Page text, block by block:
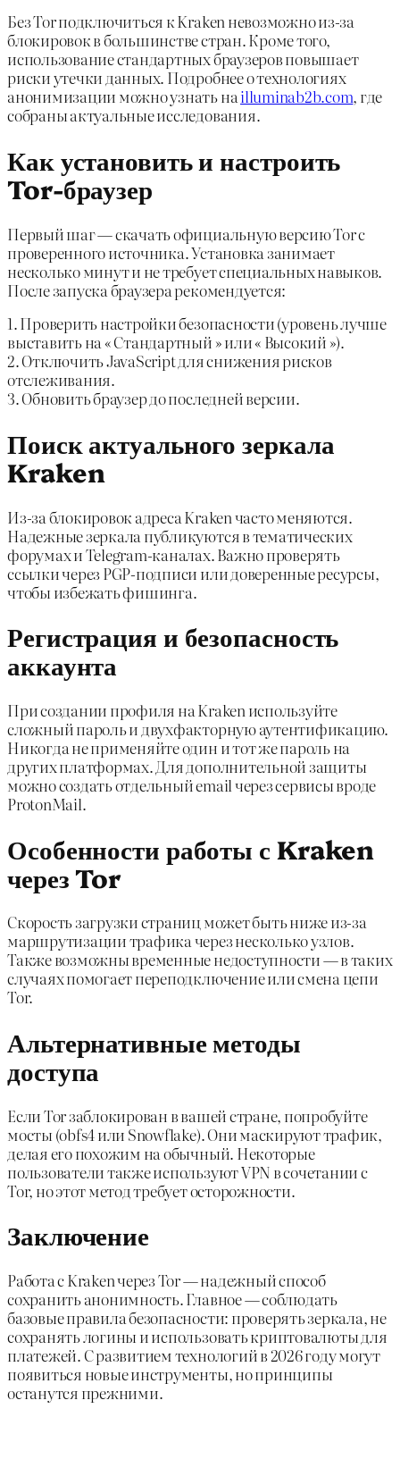
Без Tor подключиться к Kraken невозможно из-за
блокировок в большинстве стран. Кроме того,
использование стандартных браузеров повышает
риски утечки данных. Подробнее о технологиях
анонимизации можно узнать наilluminab2b.com, где
собраны актуальные исследования.
Как установить и настроить
Tor-браузер
Первый шаг — скачать официальную версию Tor с
проверенного источника. Установка занимает
несколько минут и не требует специальных навыков.
После запуска браузера рекомендуется:
1. Проверить настройки безопасности (уровень лучше
выставить на « Стандартный » или « Высокий »).
2. Отключить JavaScript для снижения рисков
отслеживания.
3. Обновить браузер до последней версии.
Поиск актуального зеркала
Kraken
Из-за блокировок адреса Kraken часто меняются.
Надежные зеркала публикуются в тематических
форумах и Telegram-каналах. Важно проверять
ссылки через PGP-подписи или доверенные ресурсы,
чтобы избежать фишинга.
Регистрация и безопасность
аккаунта
При создании профиля на Kraken используйте
сложный пароль и двухфакторную аутентификацию.
Никогда не применяйте один и тот же пароль на
других платформах. Для дополнительной защиты
можно создать отдельный email через сервисы вроде
ProtonMail.
Особенности работы с Kraken
через Tor
Скорость загрузки страниц может быть ниже из-за
маршрутизации трафика через несколько узлов.
Также возможны временные недоступности — в таких
случаях помогает переподключение или смена цепи
Tor.
Альтернативные методы
доступа
Если Tor заблокирован в вашей стране, попробуйте
мосты (obfs4 или Snowflake). Они маскируют трафик,
делая его похожим на обычный. Некоторые
пользователи также используют VPN в сочетании с
Tor, но этот метод требует осторожности.
Заключение
Работа с Kraken через Tor — надежный способ
сохранить анонимность. Главное — соблюдать
базовые правила безопасности: проверять зеркала, не
сохранять логины и использовать криптовалюты для
платежей. С развитием технологий в 2026 году могут
появиться новые инструменты, но принципы
останутся прежними.